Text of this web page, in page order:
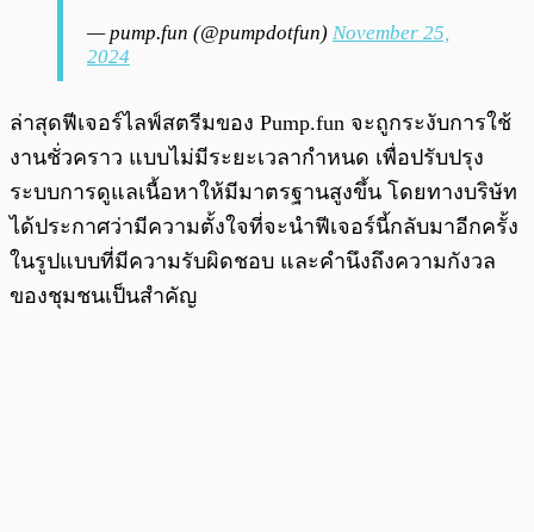
— pump.fun (@pumpdotfun) November 25,
2024
ล่าสุดฟีเจอร์ไลฟ์สตรีมของ Pump.fun จะถูกระงับการใช้
งานชั่วคราว แบบไม่มีระยะเวลากำหนด เพื่อปรับปรุง
ระบบการดูแลเนื้อหาให้มีมาตรฐานสูงขึ้น โดยทางบริษัท
ได้ประกาศว่ามีความตั้งใจที่จะนำฟีเจอร์นี้กลับมาอีกครั้ง
ในรูปแบบที่มีความรับผิดชอบ และคำนึงถึงความกังวล
ของชุมชนเป็นสำคัญ